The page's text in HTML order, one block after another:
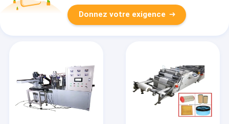
Donnez votre exigence